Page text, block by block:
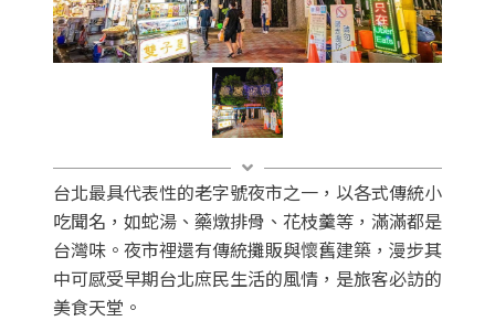
台北最具代表性的老字號夜市之一，以各式傳統小
吃聞名，如蛇湯、藥燉排骨、花枝羹等，滿滿都是
台灣味。夜市裡還有傳統攤販與懷舊建築，漫步其
中可感受早期台北庶民生活的風情，是旅客必訪的
美食天堂。